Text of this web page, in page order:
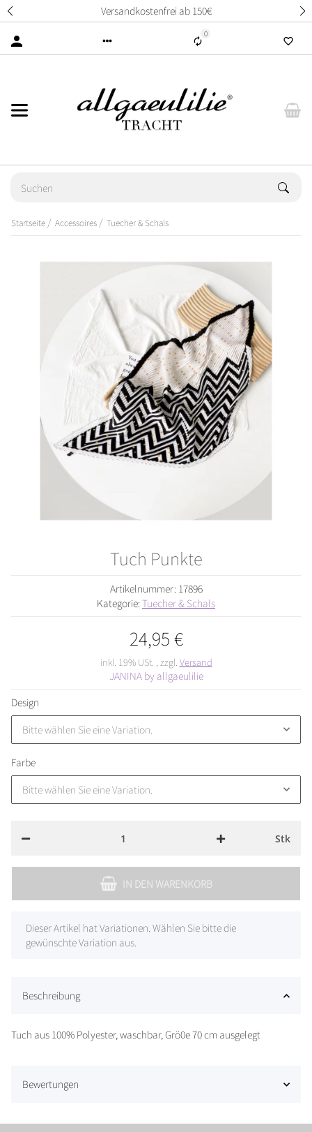
Versandkostenfrei ab 150€
0
Startseite Accessoires Tuecher & Schals
Tuch Punkte
Artikelnummer: 17896
Kategorie: Tuecher & Schals
24,95 €
inkl. 19% USt. , zzgl. Versand
JANINA by allgaeulilie
Design
Bitte wählen Sie eine Variation.
Farbe
Bitte wählen Sie eine Variation.
Stk
IN DEN WARENKORB
xDieser Artikel hat Variationen. Wählen Sie bitte die
gewünschte Variation aus.
Beschreibung
Tuch aus 100% Polyester, waschbar, Grö0e 70 cm ausgelegt
Bewertungen